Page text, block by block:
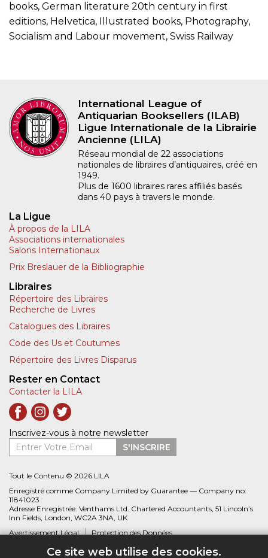
Ce site web utilise des cookies.
books, German literature 20th century in first
editions, Helvetica, Illustrated books, Photography,
Socialism and Labour movement, Swiss Railway
International League of
Antiquarian Booksellers (ILAB)
Ligue Internationale de la Librairie
Ancienne (LILA)
Réseau mondial de 22 associations
nationales de libraires d’antiquaires, créé en
1949.
Plus de 1600 libraires rares affiliés basés
dans 40 pays à travers le monde.
La Ligue
À propos de la LILA
Associations internationales
Salons Internationaux
Prix Breslauer de la Bibliographie
Libraires
Répertoire des Libraires
Recherche de Livres
Catalogues des Libraires
Code des Us et Coutumes
Répertoire des Livres Disparus
Rester en Contact
Contacter la LILA
Inscrivez-vous à notre newsletter
Entrer Votre Email
S'INSCRIRE
Tout le Contenu © 2026 LILA
Enregistré comme Company Limited by Guarantee — Company no:
11841023
Adresse Enregistrée: Venthams Ltd. Chartered Accountants, 51 Lincoln’s
Inn Fields, London, WC2A 3NA, UK
Avertissement Légal
Protection des Données